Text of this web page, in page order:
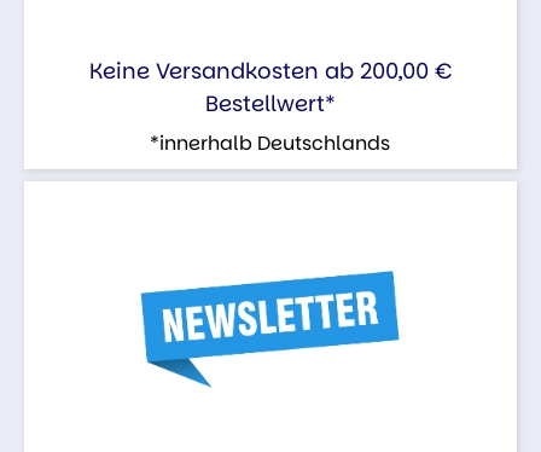
Keine Versandkosten ab 200,00 €
Bestellwert*
*innerhalb Deutschlands